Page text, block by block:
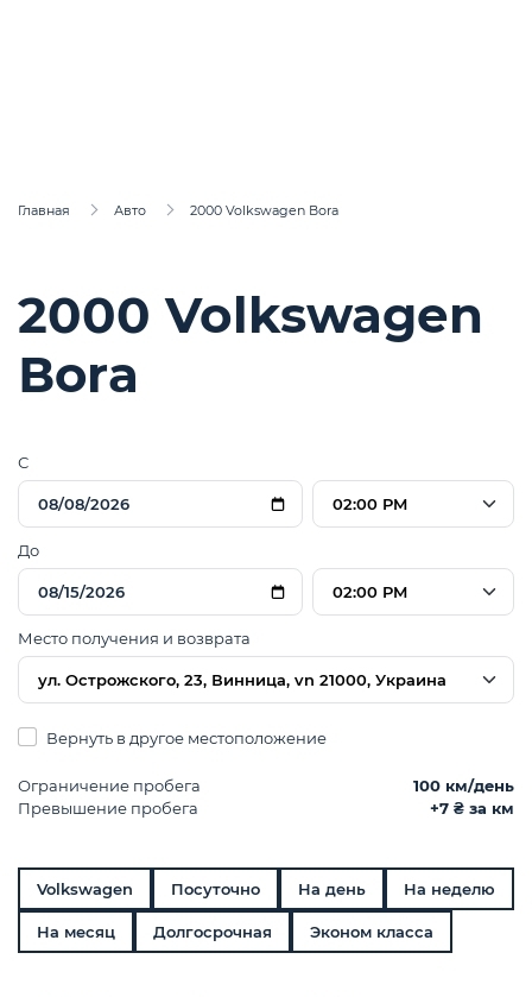
Главная Авто 2000 Volkswagen Воra
2000 Volkswagen
Воra
С
02:00 PM
До
02:00 PM
Место получения и возврата
ул. Острожского, 23, Винница, vn 21000, Украина
Вернуть в другое местоположение
Ограничение пробега
100 км/день
Превышение пробега
+7 ₴ за км
Volkswagen Посуточно На день На неделю
На месяц Долгосрочная Эконом класса